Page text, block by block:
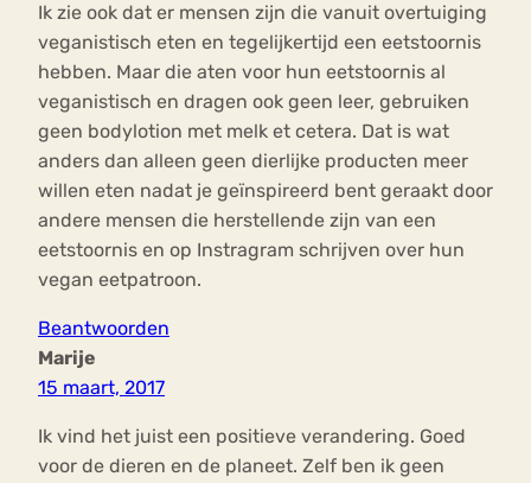
Ik zie ook dat er mensen zijn die vanuit overtuiging
veganistisch eten en tegelijkertijd een eetstoornis
hebben. Maar die aten voor hun eetstoornis al
veganistisch en dragen ook geen leer, gebruiken
geen bodylotion met melk et cetera. Dat is wat
anders dan alleen geen dierlijke producten meer
willen eten nadat je geïnspireerd bent geraakt door
andere mensen die herstellende zijn van een
eetstoornis en op Instragram schrijven over hun
vegan eetpatroon.
Beantwoorden
Marije
15 maart, 2017
Ik vind het juist een positieve verandering. Goed
voor de dieren en de planeet. Zelf ben ik geen